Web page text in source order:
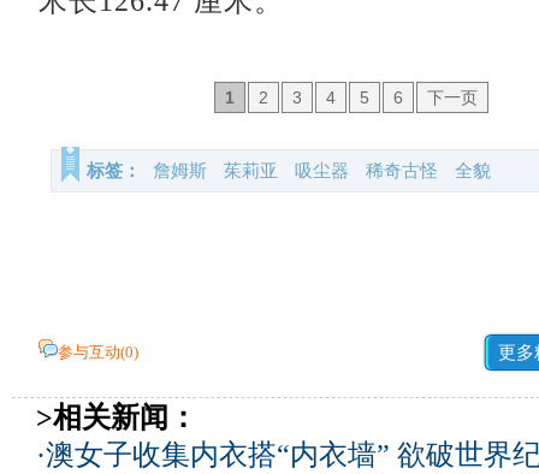
1 2 3 4 5 6 下一页
标签： 詹姆斯 茱莉亚 吸尘器 稀奇古怪 全貌
参与互动(0) 更多
>相关新闻：
·澳女子收集内衣搭“内衣墙” 欲破世界